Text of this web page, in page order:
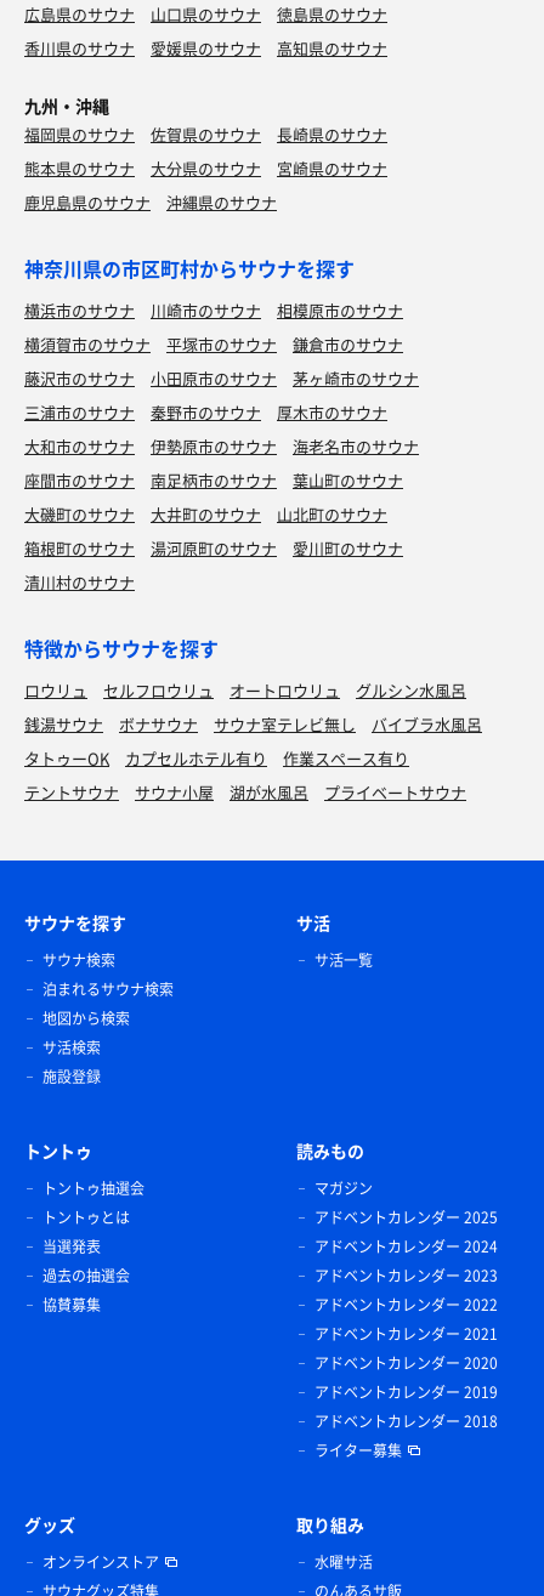
広島県のサウナ
山口県のサウナ
徳島県のサウナ
香川県のサウナ
愛媛県のサウナ 高知県のサウナ
九州・沖縄
福岡県のサウナ 佐賀県のサウナ
長崎県のサウナ
熊本県のサウナ
大分県のサウナ
宮崎県のサウナ
鹿児島県のサウナ
沖縄県のサウナ
神奈川県の市区町村からサウナを探す
横浜市のサウナ 川崎市のサウナ
相模原市のサウナ
横須賀市のサウナ
平塚市のサウナ
鎌倉市のサウナ
藤沢市のサウナ
小田原市のサウナ
茅ヶ崎市のサウナ
三浦市のサウナ
秦野市のサウナ
厚木市のサウナ
大和市のサウナ
伊勢原市のサウナ
海老名市のサウナ
座間市のサウナ
南足柄市のサウナ
葉山町のサウナ
大磯町のサウナ
大井町のサウナ
山北町のサウナ
箱根町のサウナ
湯河原町のサウナ
愛川町のサウナ
清川村のサウナ
特徴からサウナを探す
ロウリュ セルフロウリュ オートロウリュ
グルシン水風呂
銭湯サウナ
ボナサウナ サウナ室テレビ無し
バイブラ水風呂
タトゥーOK
カプセルホテル有り
作業スペース有り
テントサウナ
サウナ小屋 湖が水風呂 プライベートサウナ
サウナを探す
サウナ検索
泊まれるサウナ検索
地図から検索
サ活検索
施設登録
サ活
サ活一覧
トントゥ
トントゥ抽選会
トントゥとは
当選発表
過去の抽選会
協賛募集
読みもの
マガジン
アドベントカレンダー 2025
アドベントカレンダー 2024
アドベントカレンダー 2023
アドベントカレンダー 2022
アドベントカレンダー 2021
アドベントカレンダー 2020
アドベントカレンダー 2019
アドベントカレンダー 2018
ライター募集
グッズ
オンラインストア
サウナグッズ特集
取り組み
水曜サ活
のんあるサ飯